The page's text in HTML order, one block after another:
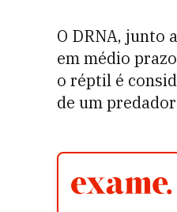
O DRNA, junto
em médio
o réptil é
de um